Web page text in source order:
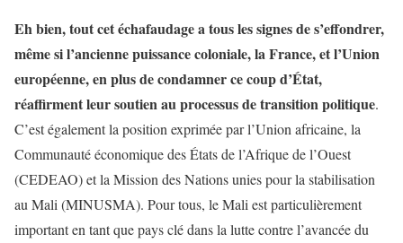
Eh bien, tout cet échafaudage a tous les signes de s’effondrer,
même si l’ancienne puissance coloniale, la France, et l’Union
européenne, en plus de condamner ce coup d’État,
réaffirment leur soutien au processus de transition politique.
C’est également la position exprimée par l’Union africaine, la
Communauté économique des États de l’Afrique de l’Ouest
(CEDEAO) et la Mission des Nations unies pour la stabilisation
au Mali (MINUSMA). Pour tous, le Mali est particulièrement
important en tant que pays clé dans la lutte contre l’avancée du